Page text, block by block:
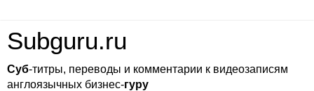
Subguru.ru
Суб-титры, переводы и комментарии к видеозаписям
англоязычных бизнес-гуру